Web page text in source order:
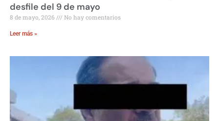
desfile del 9 de mayo
8 de mayo, 2026 No hay comentarios
Leer más »